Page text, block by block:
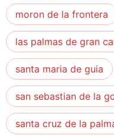
moron de la frontera
las palmas de gran
santa maria de guia
san sebastian de la
santa cruz de la